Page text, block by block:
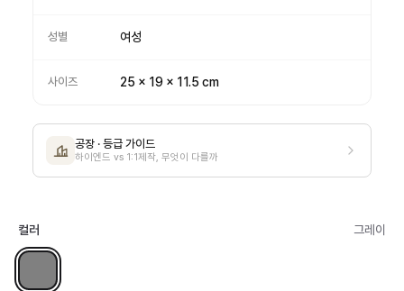
성별 여성
사이즈 25 x 19 x 11.5 cm
공장 · 등급 가이드
하이엔드 vs 1:1제작, 무엇이 다를까
컬러 그레이